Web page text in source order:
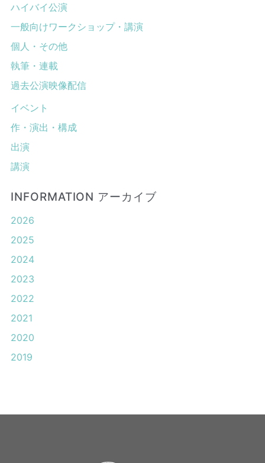
ハイバイ公演
一般向けワークショップ・講演
個人・その他
執筆・連載
過去公演映像配信
イベント
作・演出・構成
出演
講演
INFORMATION アーカイブ
2026
2025
2024
2023
2022
2021
2020
2019